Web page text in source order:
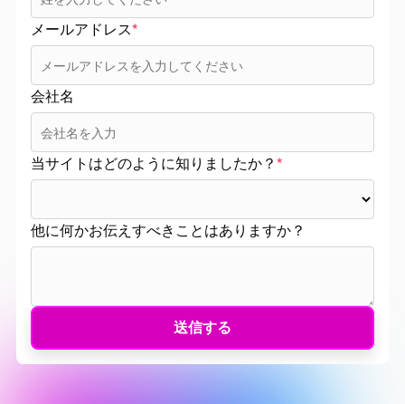
メールアドレス*
会社名
当サイトはどのように知りましたか？*
他に何かお伝えすべきことはありますか？